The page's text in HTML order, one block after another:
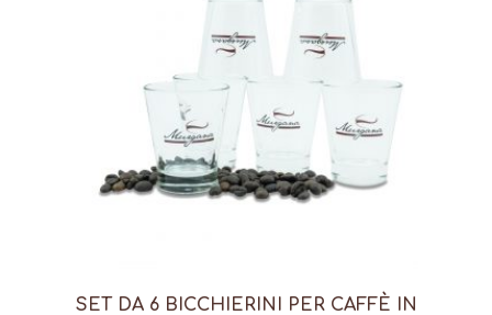
SET DA 6 BICCHIERINI PER CAFFÈ IN